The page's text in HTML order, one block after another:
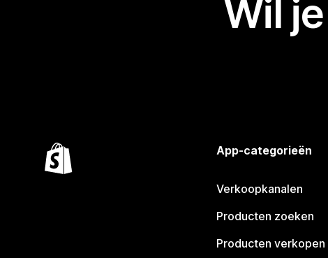
Wil
App-categorieën
Verkoopkanalen
Producten zoeken
Producten verkopen